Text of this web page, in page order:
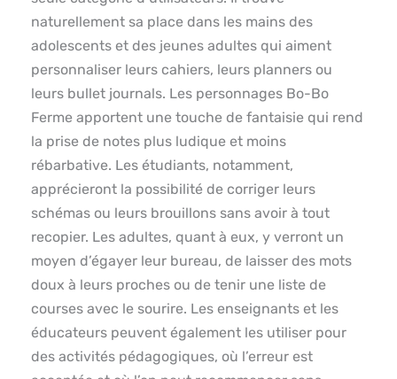
naturellement sa place dans les mains des
adolescents et des jeunes adultes qui aiment
personnaliser leurs cahiers, leurs planners ou
leurs bullet journals. Les personnages Bo-Bo
Ferme apportent une touche de fantaisie qui rend
la prise de notes plus ludique et moins
rébarbative. Les étudiants, notamment,
apprécieront la possibilité de corriger leurs
schémas ou leurs brouillons sans avoir à tout
recopier. Les adultes, quant à eux, y verront un
moyen d’égayer leur bureau, de laisser des mots
doux à leurs proches ou de tenir une liste de
courses avec le sourire. Les enseignants et les
éducateurs peuvent également les utiliser pour
des activités pédagogiques, où l’erreur est